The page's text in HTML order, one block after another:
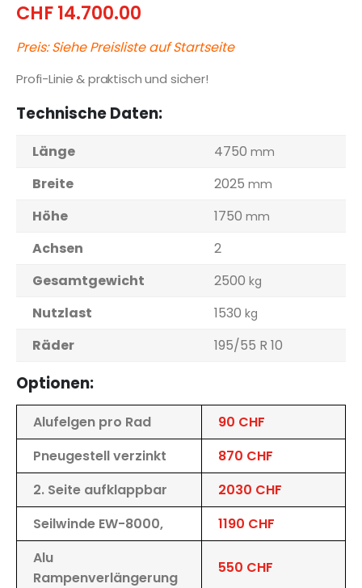
CHF14.700.00
Preis: Siehe Preisliste auf Startseite
Profi-Linie & praktisch und sicher!
Technische Daten:
Länge 4750 mm
Breite 2025 mm
Höhe 1750 mm
Achsen
2
Gesamtgewicht
2500 kg
Nutzlast 1530 kg
Räder 195/55 R 10
Optionen:
Alufelgen pro Rad
90 CHF
Pneugestell verzinkt
870 CHF
2. Seite aufklappbar
2030 CHF
Seilwinde EW-8000,
1190 CHF
Alu
Rampenverlängerung
550 CHF